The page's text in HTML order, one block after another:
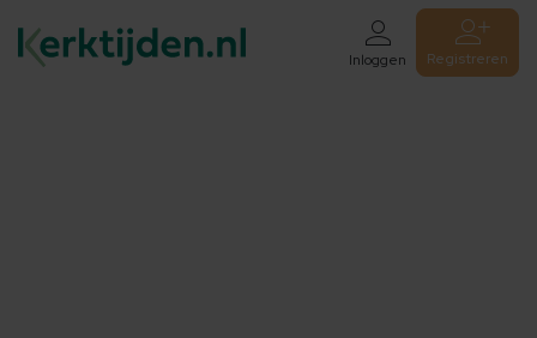
Inloggen Registreren